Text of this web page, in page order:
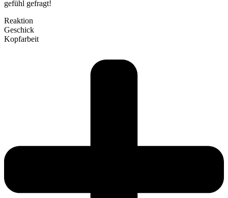
gefühl gefragt!
Reaktion
Geschick
Kopf­arbeit